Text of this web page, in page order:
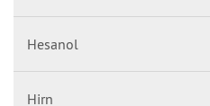
Hesanol
Hirn